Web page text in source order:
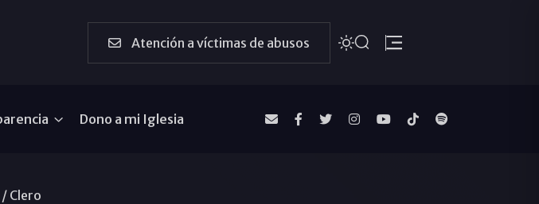
Atención a víctimas de abusos
Dono a mi Iglesia
/Clero